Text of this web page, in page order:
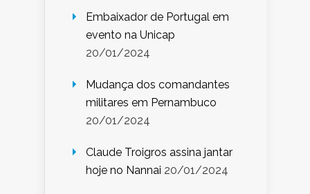
Embaixador de Portugal em
evento na Unicap
20/01/2024
Mudança dos comandantes
militares em Pernambuco
20/01/2024
Claude Troigros assina jantar
hoje no Nannai 20/01/2024